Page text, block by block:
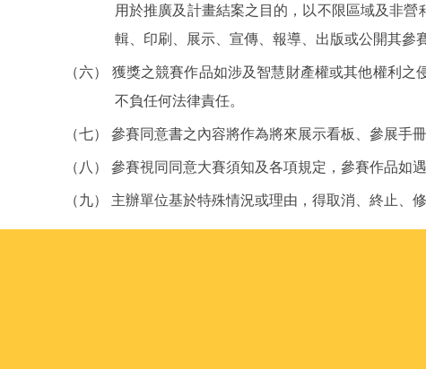
用於推廣及計畫結案之目的，以不限區域及非
輯、印刷、展示、宣傳、報導、出版或公開其參
（六） 獲獎之競賽作品如涉及智慧財產權或其他權利
不負任何法律責任。
（七） 參賽同意書之內容將作為將來展示看板、參展手
（八） 參賽視同同意大賽須知及各項規定，參賽作品如
（九） 主辦單位基於特殊情況或理由，得取消、終止、